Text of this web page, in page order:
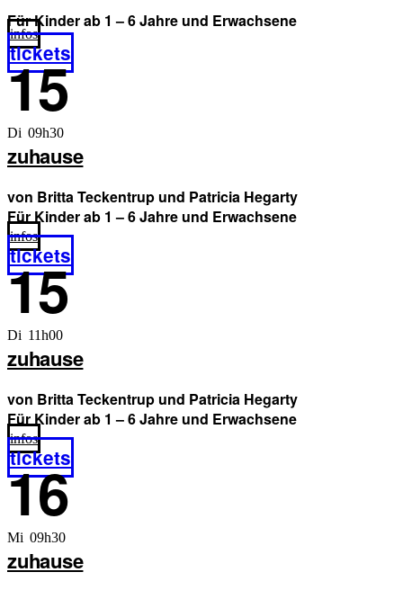
Für Kinder ab 1 – 6 Jahre und Erwachsene
infos
tickets
15
Di 09h30
zuhause
von Britta Teckentrup und Patricia Hegarty
Für Kinder ab 1 – 6 Jahre und Erwachsene
infos
tickets
15
Di 11h00
zuhause
von Britta Teckentrup und Patricia Hegarty
Für Kinder ab 1 – 6 Jahre und Erwachsene
infos
tickets
16
Mi 09h30
zuhause